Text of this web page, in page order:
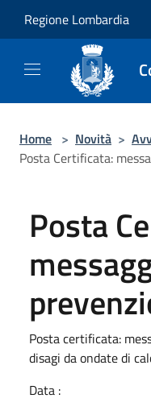
Regione Lombardia
Home > Novità >
Posta Certificata:
Posta
Posta certificata:
disagi da ondate di
Data :